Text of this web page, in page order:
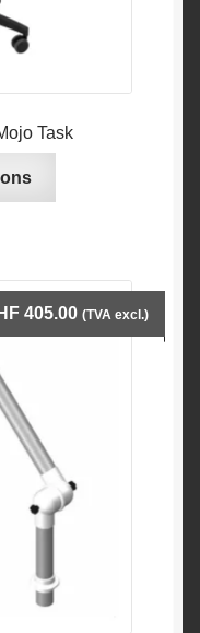
Task
Les
la
page
405.00 (TVA excl.)